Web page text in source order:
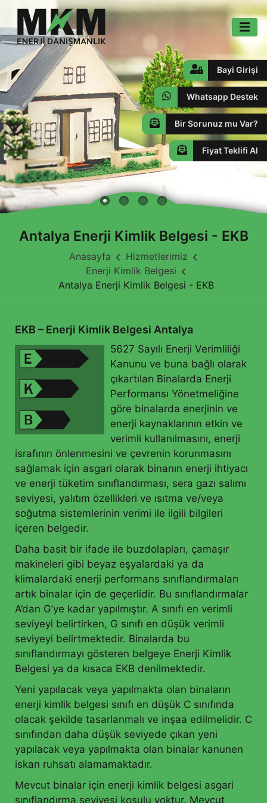
Bayi Girişi
Whatsapp Destek
Bir Sorunuz mu Var?
Fiyat Teklifi Al
Antalya Enerji Kimlik Belgesi - EKB
Anasayfa
Hizmetlerimiz
Enerji Kimlik Belgesi
Antalya Enerji Kimlik Belgesi - EKB
EKB – Enerji Kimlik Belgesi Antalya
5627 Sayılı Enerji Verimliliği
Kanunu ve buna bağlı olarak
çıkartılan Binalarda Enerji
Performansı Yönetmeliğine
göre binalarda enerjinin ve
enerji kaynaklarının etkin ve
verimli kullanılmasını, enerji
israfının önlenmesini ve çevrenin korunmasını
sağlamak için asgari olarak binanın enerji ihtiyacı
ve enerji tüketim sınıflandırması, sera gazı salımı
seviyesi, yalıtım özellikleri ve ısıtma ve/veya
soğutma sistemlerinin verimi ile ilgili bilgileri
içeren belgedir.
Daha basit bir ifade ile buzdolapları, çamaşır
makineleri gibi beyaz eşyalardaki ya da
klimalardaki enerji performans sınıflandırmaları
artık binalar için de geçerlidir. Bu sınıflandırmalar
A’dan G’ye kadar yapılmıştır. A sınıfı en verimli
seviyeyi belirtirken, G sınıfı en düşük verimli
seviyeyi belirtmektedir. Binalarda bu
sınıflandırmayı gösteren belgeye Enerji Kimlik
Belgesi ya da kısaca EKB denilmektedir.
Yeni yapılacak veya yapılmakta olan binaların
enerji kimlik belgesi sınıfı en düşük C sınıfında
olacak şekilde tasarlanmalı ve inşaa edilmelidir. C
sınıfından daha düşük seviyede çıkan yeni
yapılacak veya yapılmakta olan binalar kanunen
iskan ruhsatı alamamaktadır.
Mevcut binalar için enerji kimlik belgesi asgari
sınıflandırma seviyesi koşulu yoktur. Mevcut